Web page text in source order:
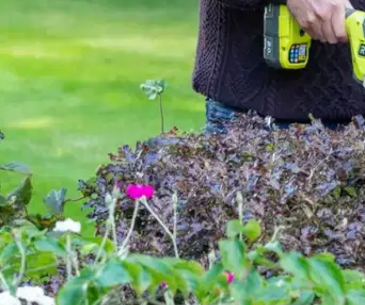
Ryobi 18V pensasleikkuri 45 cm
Tuotearvioiden keskiarvo4,5/5
(6)arviota
141,55 €
Asiakasomistajahinta